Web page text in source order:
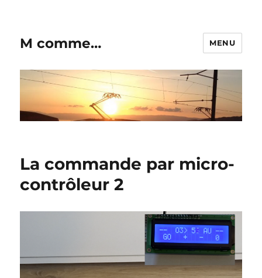
M comme… MENU
La commande par micro-
contrôleur 2